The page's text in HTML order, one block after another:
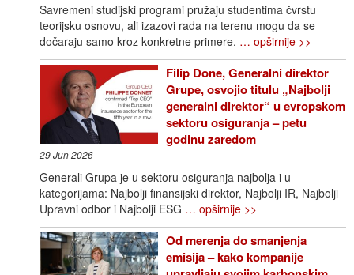
Savremeni studijski programi pružaju studentima čvrstu
teorijsku osnovu, ali izazovi rada na terenu mogu da se
dočaraju samo kroz konkretne primere. … opširnije >>
Filip Done, Generalni direktor
Grupe, osvojio titulu „Najbolji
generalni direktor“ u evropskom
sektoru osiguranja – petu
godinu zaredom
29 Jun 2026
Generali Grupa je u sektoru osiguranja najbolja i u
kategorijama: Najbolji finansijski direktor, Najbolji IR, Najbolji
Upravni odbor i Najbolji ESG … opširnije >>
Od merenja do smanjenja
emisija – kako kompanije